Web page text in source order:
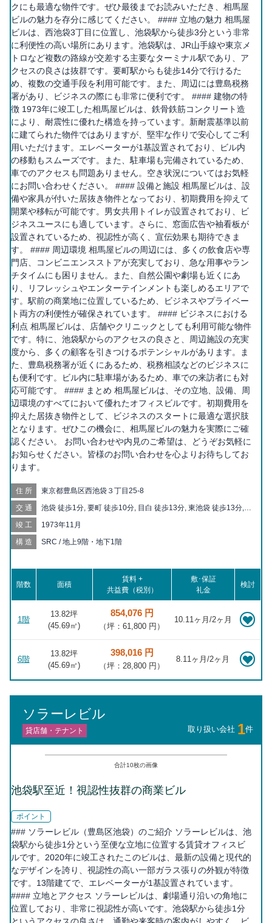
クにも最適な物件です。ぜひ最後までお読みいただき、相馬屋
ビルの魅力を存分に感じてください。 #### 立地の魅力 相馬屋
ビルは、西池袋3丁目に位置し、池袋駅から徒歩3分という非常
に利便性の高い場所にあります。池袋駅は、JR山手線や東京メ
トロなど複数の路線が交差する主要なターミナル駅であり、ア
クセスの良さは抜群です。要町駅からも徒歩14分で行けるた
め、複数の交通手段を利用可能です。また、周辺には豊島税務
署があり、ビジネスの際にも非常に便利です。 #### 建物の特
徴 1973年に竣工した相馬屋ビルは、鉄骨鉄筋コンクリート造
により、耐震性に優れた構造を持っています。新耐震基準以前
に建てられた物件ではありますが、堅牢な作りで安心してご利
用いただけます。エレベーターが1基設置されており、ビル内
の移動もスムーズです。また、駐車場も完備されているため、
車でのアクセスも問題ありません。空き状況についてはお気軽
にお問い合わせください。 #### 設備と施設 相馬屋ビルは、設
備や家具が付いた居抜き物件となっており、初期費用を抑えて
開業や移転が可能です。男女共用トイレが設置されており、ビ
ジネスユースにも適しています。さらに、窓面広告や袖看板が
設置されているため、視認性が高く、宣伝効果も期待できま
す。 #### 周辺環境 相馬屋ビルの周辺には、多くの飲食店や専
門店、コンビニエンスストアが充実しており、急な用事やラン
チタイムにも困りません。また、自然公園や劇場も近くにあ
り、リフレッシュやエンターテインメントも楽しめるエリアで
す。駅前の商業地に位置しているため、ビジネスやプライベー
ト両方の利便性が確保されています。 #### ビジネスにおける
利点 相馬屋ビルは、店舗やクリニックとしても利用可能な物件
です。特に、池袋駅からのアクセスの良さと、周辺施設の充実
度から、多くの顧客を引きつけるポテンシャルがあります。ま
た、豊島税務署が近くにあるため、税務相談などのビジネスに
も便利です。ビル内に駐車場があるため、車での来訪者にも対
応可能です。 #### まとめ 相馬屋ビルは、その立地、設備、周
辺環境のすべてにおいて優れたオフィスビルです。初期費用を
抑えた居抜き物件として、ビジネスのスタートに最適な選択肢
となります。ぜひこの機会に、相馬屋ビルの魅力を実際にご確
認ください。 お問い合わせや内見のご希望は、どうぞお気軽に
お知らせください。皆様のお問い合わせを心よりお待ちしてお
ります。
住所 東京都豊島区西池袋３丁目25-8
交通
池袋 徒歩1分, 要町 徒歩10分, 目白 徒歩13分, 東池袋 徒歩13分,
子母神前 徒歩16分, 東池袋四丁目 徒歩17分, 北池袋 徒歩17分, 向
原 徒歩20分
竣工 1973年11月
構造 SRC / 地上9階・地下1階
階数 面積
賃料 +
共益費（税別）
敷･保証
礼金
検討
1階
13.82坪
(45.69㎡)
854,076 円
（坪：61,800 円）
10.11ヶ月/2ヶ月
6階
13.82坪
(45.69㎡)
398,016 円
（坪：28,800 円）
8.11ヶ月/2ヶ月
ソラーレビル
貸店舗・テナント 取り扱い会社 1件
合計10枚の画像
池袋駅至近！視認性抜群の商業ビル
ポイント
### ソラーレビル（豊島区池袋）のご紹介 ソラーレビルは、池
袋駅から徒歩1分という至便な立地に位置する賃貸オフィスビ
ルです。2020年に竣工されたこのビルは、最新の設備と現代的
なデザインを誇り、視認性の高い一部ガラス張りの外観が特徴
です。13階建てで、エレベーターが1基設置されています。
#### 立地とアクセス ソラーレビルは、劇場通り沿いの角地に
位置しており、非常に視認性が高いです。池袋駅から徒歩1分